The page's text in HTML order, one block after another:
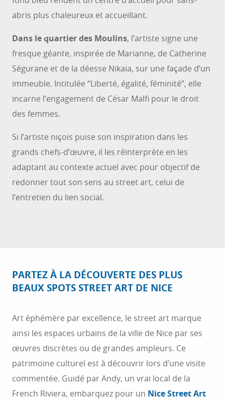
abris plus chaleureux et accueillant.
Dans le quartier des Moulins, l’artiste signe une
fresque géante, inspirée de Marianne, de Catherine
Ségurane et de la déesse Nikaia, sur une façade d’un
immeuble. Intitulée “Liberté, égalité, féminité”, elle
incarne l’engagement de César Malfi pour le droit
des femmes.
Si l’artiste niçois puise son inspiration dans les
grands chefs-d’œuvre, il les réinterprète en les
adaptant au contexte actuel avec pour objectif de
redonner tout son sens au street art, celui de
l’entretien du lien social.
PARTEZ À LA DÉCOUVERTE DES PLUS
BEAUX SPOTS STREET ART DE NICE
Art éphémère par excellence, le street art marque
ainsi les espaces urbains de la ville de Nice par ses
œuvres discrètes ou de grandes ampleurs. Ce
patrimoine culturel est à découvrir lors d’une visite
commentée. Guidé par Andy, un vrai local de la
French Riviera, embarquez pour un Nice Street Art